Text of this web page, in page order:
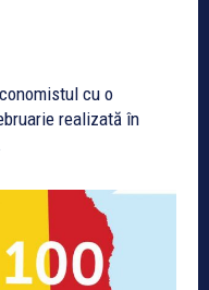
cu o
realizată în